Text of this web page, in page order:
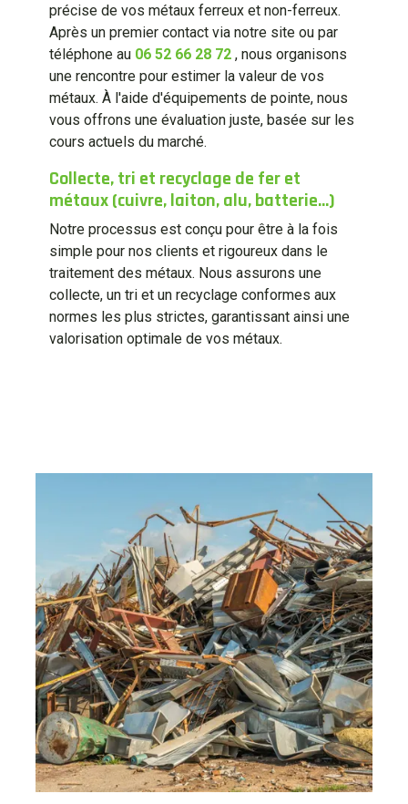
précise de vos métaux ferreux et non-ferreux.
Après un premier contact via notre site ou par
téléphone au 06 52 66 28 72 , nous organisons
une rencontre pour estimer la valeur de vos
métaux. À l'aide d'équipements de pointe, nous
vous offrons une évaluation juste, basée sur les
cours actuels du marché.
Collecte, tri et recyclage de fer et
métaux (cuivre, laiton, alu, batterie...)
Notre processus est conçu pour être à la fois
simple pour nos clients et rigoureux dans le
traitement des métaux. Nous assurons une
collecte, un tri et un recyclage conformes aux
normes les plus strictes, garantissant ainsi une
valorisation optimale de vos métaux.